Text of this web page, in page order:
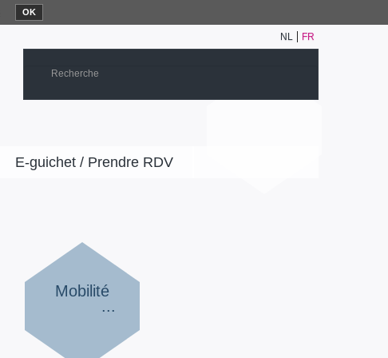
OK
NL FR
E-guichet / Prendre RDV
Mobilité
...